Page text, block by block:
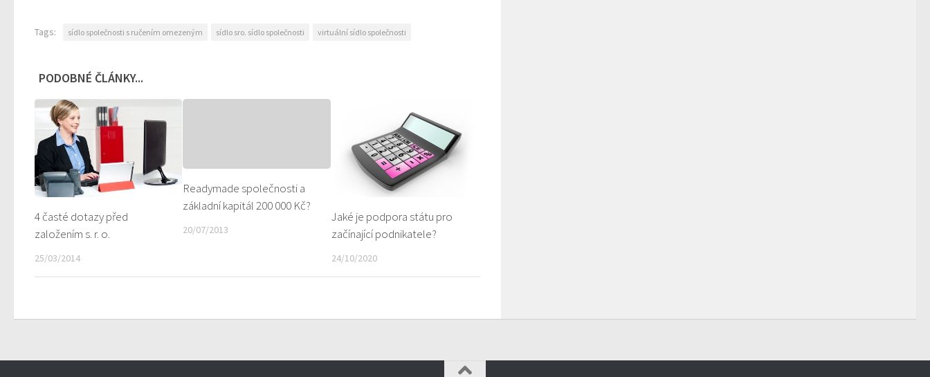
Tags: sídlo společnosti s ručením omezeným sídlo sro. sídlo společnosti virtuální sídlo společnosti
PODOBNÉ ČLÁNKY...
4 časté dotazy před
založením s. r. o.
25/03/2014
Readymade společnosti a
základní kapitál 200 000 Kč?
20/07/2013
Jaké je podpora státu pro
začínající podnikatele?
24/10/2020